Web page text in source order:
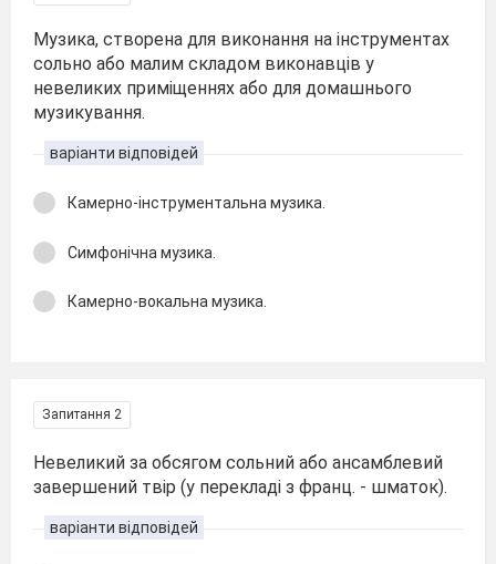
Музика, створена для виконання на інструментах
сольно або малим складом виконавців у
невеликих приміщеннях або для домашнього
музикування.
варіанти відповідей
Камерно-інструментальна музика.
Симфонічна музика.
Камерно-вокальна музика.
Запитання 2
Невеликий за обсягом сольний або ансамблевий
завершений твір (у перекладі з франц. - шматок).
варіанти відповідей